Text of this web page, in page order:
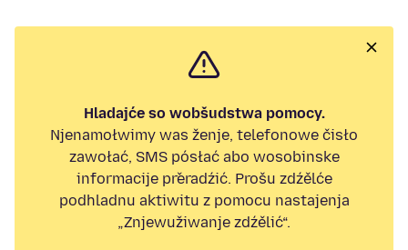
Hladajće so wobšudstwa pomocy.
Njenamołwimy was ženje, telefonowe čisło
zawołać, SMS pósłać abo wosobinske
informacije přeradźić. Prošu zdźělće
podhladnu aktiwitu z pomocu nastajenja
„Znjewužiwanje zdźělić“.